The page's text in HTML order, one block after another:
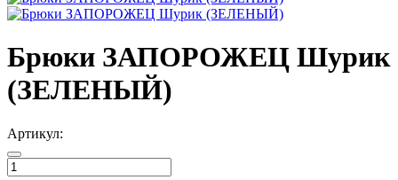
Брюки ЗАПОРОЖЕЦ Шурик
(ЗЕЛЕНЫЙ)
Артикул: